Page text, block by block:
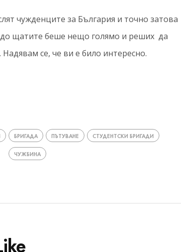
чужденците за България и точно затова
до щатите беше нещо голямо и реших да
Надявам се, че ви е било интересно.
БРИГАДА ПЪТУВАНЕ СТУДЕНТСКИ БРИГАДИ
ЧУЖБИНА